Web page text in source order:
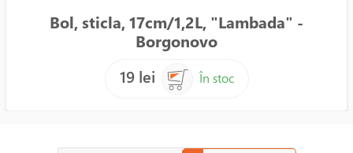
Bol, sticla, 17cm/1,2L, "Lambada" -
Borgonovo
19 lei
În stoc